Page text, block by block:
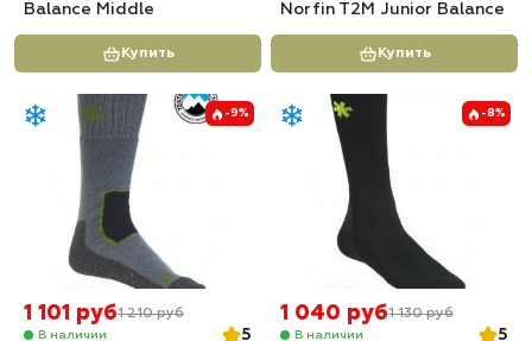
Balance Middle
Купить
Norfin T2M Junior Balance
Купить
-9%
1 101 руб1 210 руб
В наличии 5
-8%
1 040 руб1 130 руб
В наличии 5